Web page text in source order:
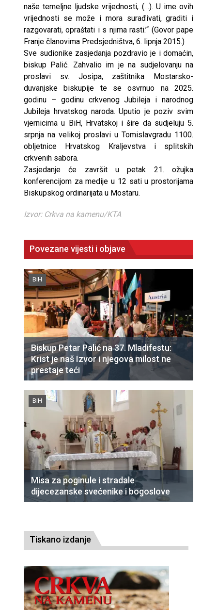
naše temeljne ljudske vrijednosti, (…). U ime ovih
vrijednosti se može i mora surađivati, graditi i
razgovarati, opraštati i s njima rasti.’“ (Govor pape
Franje članovima Predsjedništva, 6. lipnja 2015.)
Sve sudionike zasjedanja pozdravio je i domaćin,
biskup Palić. Zahvalio im je na sudjelovanju na
proslavi sv. Josipa, zaštitnika Mostarsko-
duvanjske biskupije te se osvrnuo na 2025.
godinu – godinu crkvenog Jubileja i narodnog
Jubileja hrvatskog naroda. Uputio je poziv svim
vjernicima u BiH, Hrvatskoj i šire da sudjeluju 5.
srpnja na velikoj proslavi u Tomislavgradu 1100.
obljetnice Hrvatskog Kraljevstva i splitskih
crkvenih sabora.
Zasjedanje će završit u petak 21. ožujka
konferencijom za medije u 12 sati u prostorijama
Biskupskog ordinarijata u Mostaru.
Izvor: Crkva na kamenu/KTA
Povezane vijesti i objave
BiH
Biskup Petar Palić na 37. Mladifestu:
Krist je naš Izvor i njegova milost ne
prestaje teći
BiH
Misa za poginule i stradale
dijecezanske svećenike i bogoslove
Tiskano izdanje